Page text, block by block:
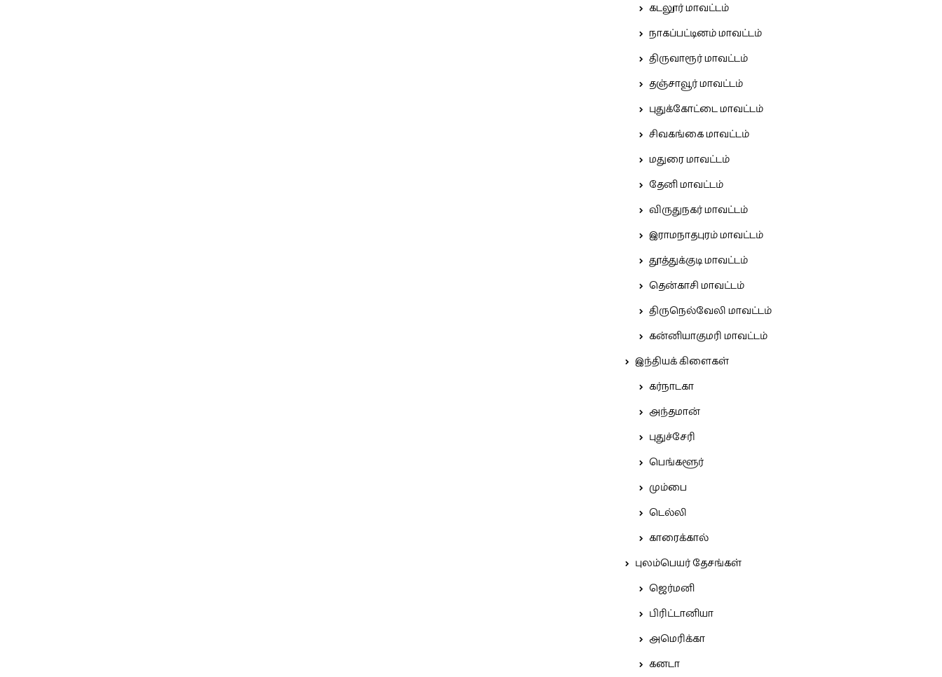
கடலூர் மாவட்டம்
நாகப்பட்டினம் மாவட்டம்
திருவாரூர் மாவட்டம்
தஞ்சாவூர் மாவட்டம்
புதுக்கோட்டை மாவட்டம்
சிவகங்கை மாவட்டம்
மதுரை மாவட்டம்
தேனி மாவட்டம்
விருதுநகர் மாவட்டம்
இராமநாதபுரம் மாவட்டம்
தூத்துக்குடி மாவட்டம்
தென்காசி மாவட்டம்
திருநெல்வேலி மாவட்டம்
கன்னியாகுமரி மாவட்டம்
இந்தியக் கிளைகள்
கர்நாடகா
அந்தமான்
புதுச்சேரி
பெங்களூர்
மும்பை
டெல்லி
காரைக்கால்
புலம்பெயர் தேசங்கள்
ஜெர்மனி
பிரிட்டானியா
அமெரிக்கா
கனடா